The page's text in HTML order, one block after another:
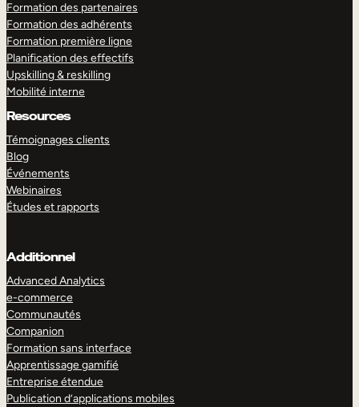
Formation des partenaires
Formation des adhérents
Formation première ligne
Planification des effectifs
Upskilling & reskilling
Mobilité interne
Resources
Témoignages clients
Blog
Événements
Webinaires
Études et rapports
Additionnel
Advanced Analytics
e-commerce
Communautés
Companion
Formation sans interface
Apprentissage gamifié
Entreprise étendue
Publication d’applications mobiles